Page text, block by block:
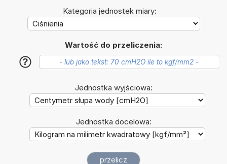
Kategoria jednostek miary:
Wartość do przeliczenia:
?
Jednostka wyjściowa:
Jednostka docelowa: